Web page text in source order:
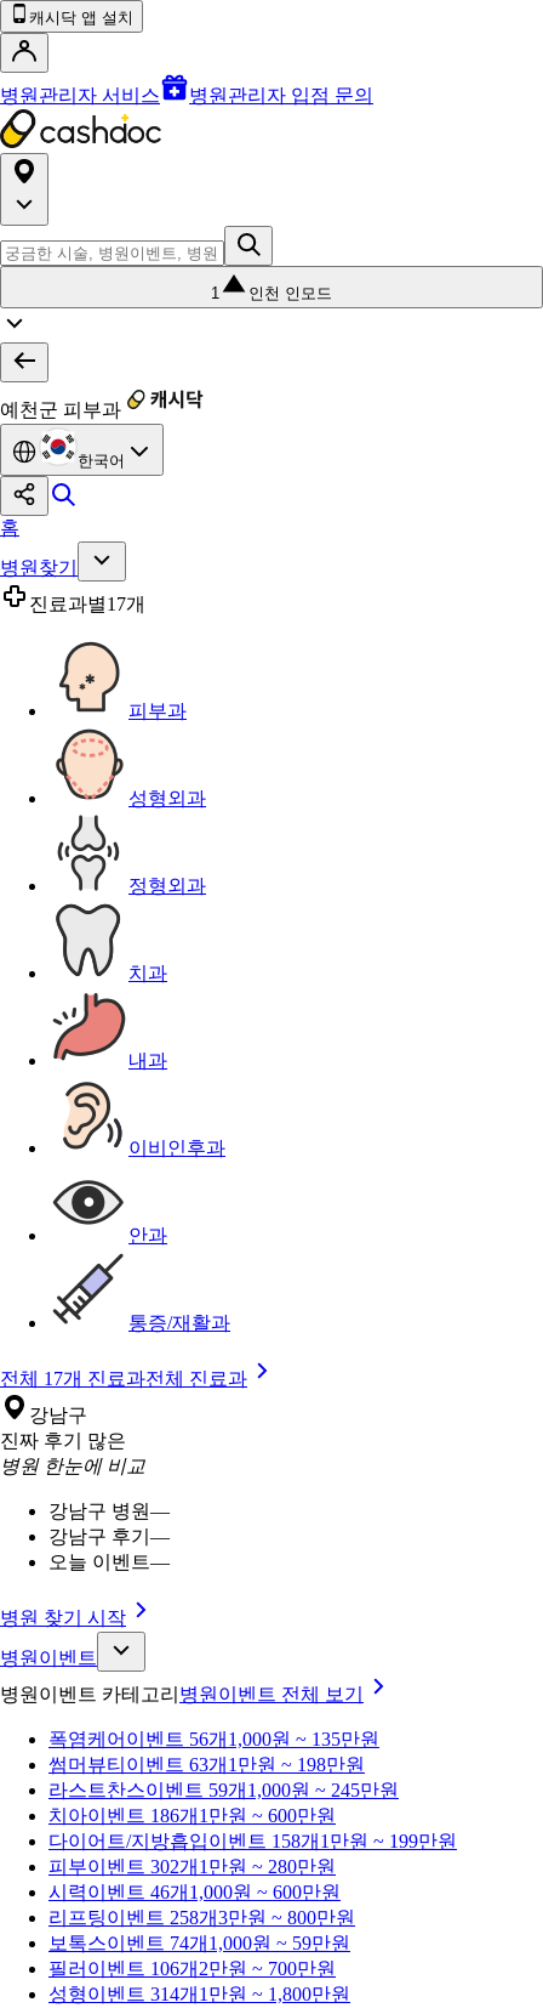
캐시닥 앱 설치
병원관리자 서비스 병원관리자 입점 문의
1 인천 인모드
예천군 피부과
한국어
홈
병원찾기
진료과별17개
피부과
성형외과
정형외과
치과
내과
이비인후과
안과
통증/재활과
전체 17개 진료과전체 진료과
강남구
진짜 후기 많은
병원 한눈에 비교
강남구 병원—
강남구 후기 —
오늘 이벤트—
병원 찾기 시작
병원이벤트
병원이벤트 카테고리 병원이벤트 전체 보기
폭염케어 이벤트 56개 1,000원 ~ 135만원
썸머뷰티 이벤트 63개 1만원 ~ 198만원
라스트찬스이벤트 59개 1,000원 ~ 245만원
치아이벤트 186개 1만원 ~ 600만원
다이어트/지방흡입이벤트 158개 1만원 ~ 199만원
피부이벤트 302개 1만원 ~ 280만원
시력이벤트 46개 1,000원 ~ 600만원
리프팅이벤트 258개3만원 ~ 800만원
보톡스이벤트 74개 1,000원 ~ 59만원
필러 이벤트 106개 2만원 ~ 700만원
성형이벤트 314개 1만원 ~ 1,800만원